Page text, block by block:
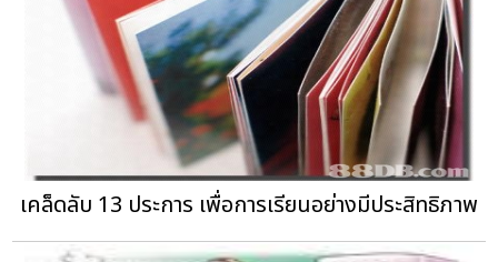
เคล็ดลับ 13 ประการ เพื่อการเรียนอย่างมีประสิทธิภาพ